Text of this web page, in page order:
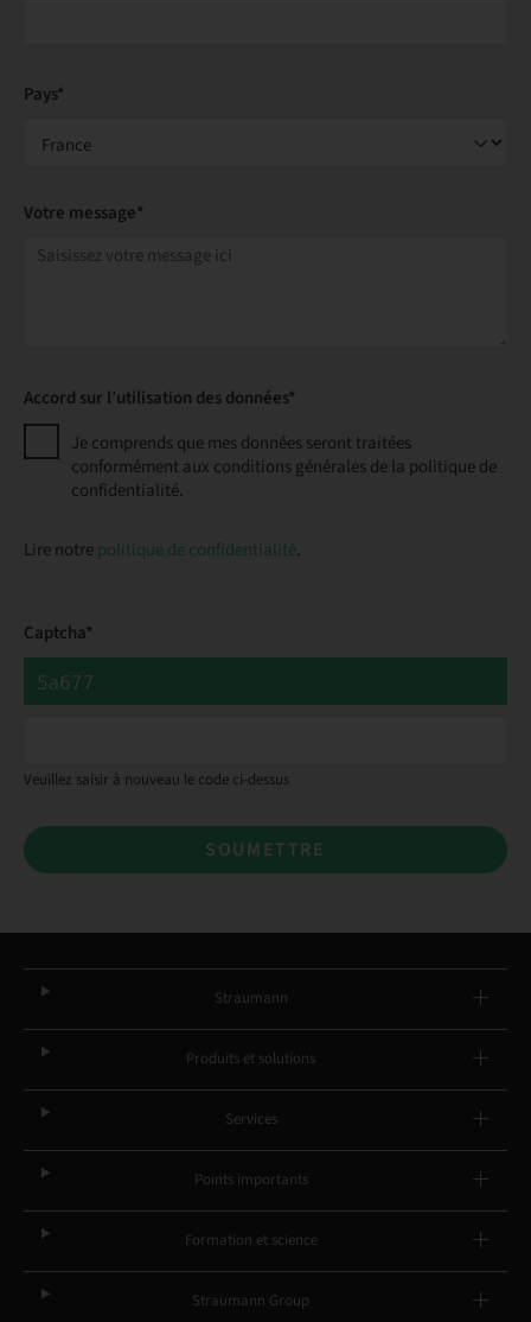
Pays*
Votre message*
Accord sur l’utilisation des données*
Je comprends que mes données seront traitées
conformément aux conditions générales de la politique de
confidentialité.
Lire notrepolitique de confidentialité.
Captcha*
Veuillez saisir à nouveau le code ci-dessus
SOUMETTRE
Straumann
Produits et solutions
Services
Points importants
Formation et science
Straumann Group